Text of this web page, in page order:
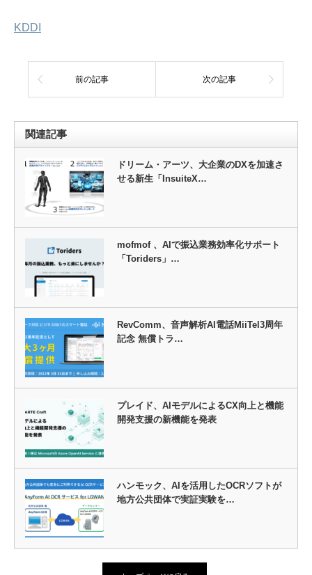
KDDI
前の記事 次の記事
関連記事
ドリーム・アーツ、大企業のDXを加速さ
せる新生「InsuiteX…
mofmof 、AIで振込業務効率化サポート
「Toriders」…
RevComm、音声解析AI電話MiiTel3周年
記念 無償トラ…
プレイド、AIモデルによるCX向上と機能
開発支援の新機能を発表
ハンモック、AIを活用したOCRソフトが
地方公共団体で実証実験を…